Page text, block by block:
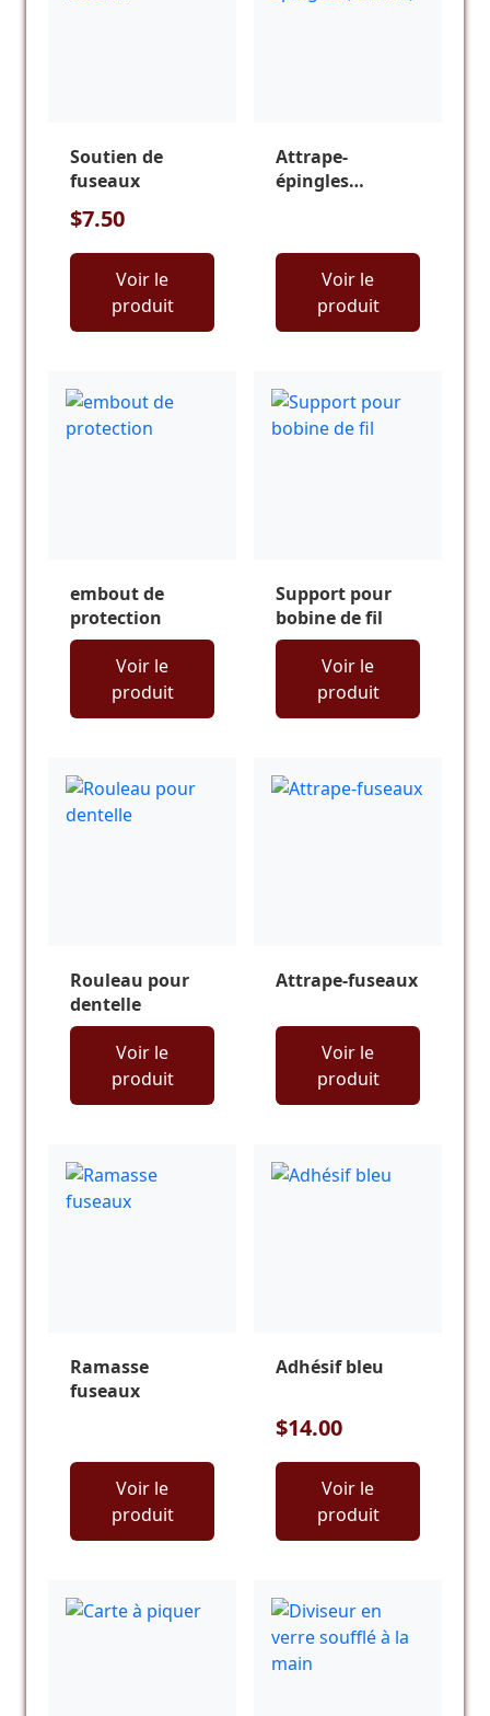
Soutien de
fuseaux
$7.50
Voir le
produit
Attrape-
épingles
Voir le
produit
embout de
protection
Voir le
produit
Support pour
bobine de fil
Voir le
produit
Rouleau pour
dentelle
Voir le
produit
Attrape-fuseaux
Voir le
produit
Ramasse
fuseaux
Voir le
produit
Adhésif bleu
$14.00
Voir le
produit